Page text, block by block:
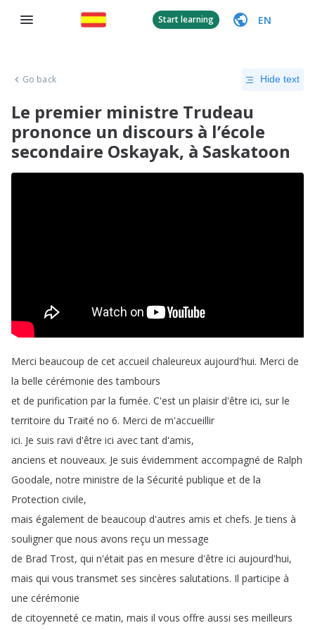
Start learning EN
Go back Hide text
Le premier ministre Trudeau
prononce un discours à l’école
secondaire Oskayak, à Saskatoon
Merci beaucoup de cet accueil chaleureux aujourd'hui. Merci de
la belle cérémonie des tambours
et de purification par la fumée. C'est un plaisir d'être ici, sur le
territoire du Traité no 6. Merci de m'accueillir
ici. Je suis ravi d'être ici avec tant d'amis,
anciens et nouveaux. Je suis évidemment accompagné de Ralph
Goodale, notre ministre de la Sécurité publique et de la
Protection civile,
mais également de beaucoup d'autres amis et chefs. Je tiens à
souligner que nous avons reçu un message
de Brad Trost, qui n'était pas en mesure d'être ici aujourd'hui,
mais qui vous transmet ses sincères salutations. Il participe à
une cérémonie
de citoyenneté ce matin, mais il vous offre aussi ses meilleurs